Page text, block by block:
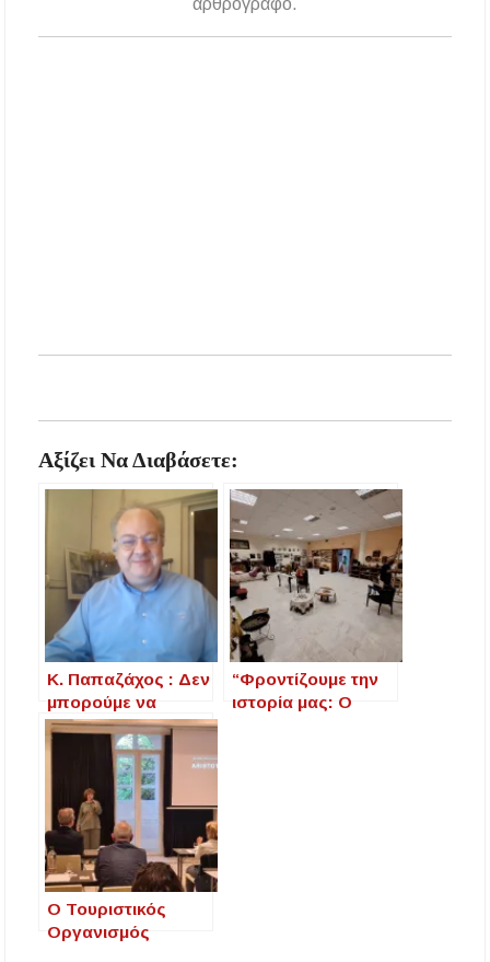
αρθρογράφο.
Αξίζει Να Διαβάσετε:
Κ. Παπαζάχος : Δεν
μπορούμε να
είμαστε σίγουροι
ότι ο σεισμός στην
Χαλκιδική ήταν ο
κύριος –
Φυσιολογική η
μετασεισμική
ακολουθία
“Φροντίζουμε την
ιστορία μας: Ο
Ο Τουριστικός
Οργανισμός